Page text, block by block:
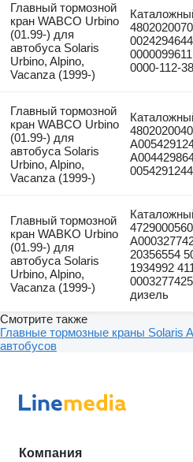
Главный тормозной
кран WABCO Urbino
(01.99-) для
автобуса Solaris
Urbino, Alpino,
Vacanza (1999-)
0000-112-
Главный тормозной
кран WABCO Urbino
(01.99-) для
автобуса Solaris
Urbino, Alpino,
Vacanza (1999-)
Главный тормозной
кран WABKO Urbino
(01.99-) для
автобуса Solaris
Urbino, Alpino,
Vacanza (1999-)
20356554
1934992
дизель
Смотрите также
Главные тормозные краны Solaris
автобусов
Компания